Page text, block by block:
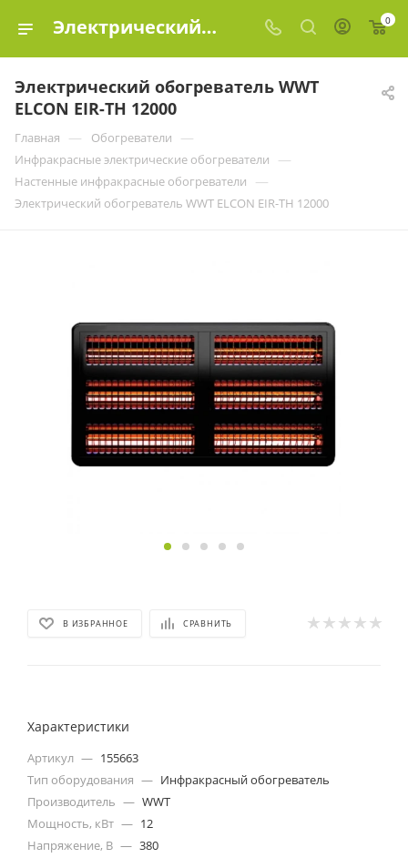
Электрический обогреватель WWT ELCON EIR-TH 12000 купить в Москве по цене | Эко-Элемент 0
Электрический обогреватель WWT
ELCON EIR-TH 12000
Главная — Обогреватели —
Инфракрасные электрические обогреватели —
Настенные инфракрасные обогреватели —
Электрический обогреватель WWT ELCON EIR-TH 12000
В ИЗБРАННОЕ СРАВНИТЬ
Характеристики
Артикул — 155663
Тип оборудования — Инфракрасный обогреватель
Производитель — WWT
Мощность, кВт — 12
Напряжение, В — 380